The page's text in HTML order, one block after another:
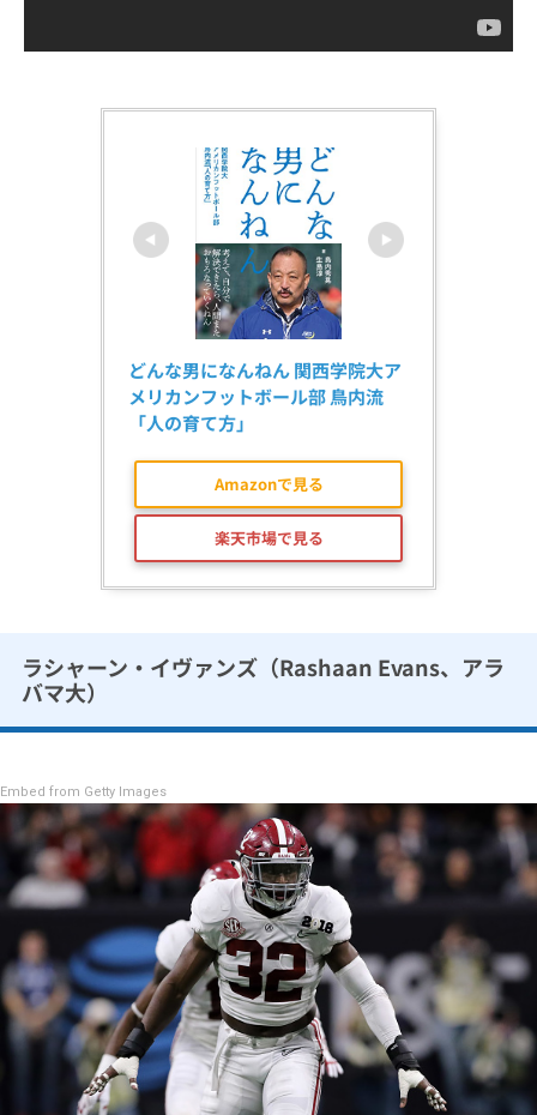
どんな男になんねん 関西学院大ア
メリカンフットボール部 鳥内流
「人の育て方」
Amazonで見る
楽天市場で見る
ラシャーン・イヴァンズ（Rashaan Evans、アラ
バマ大）
Embed from Getty Images